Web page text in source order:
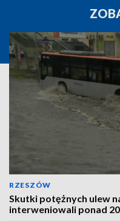
RZESZÓW
Skutki potężnych ulew
interweniowali ponad